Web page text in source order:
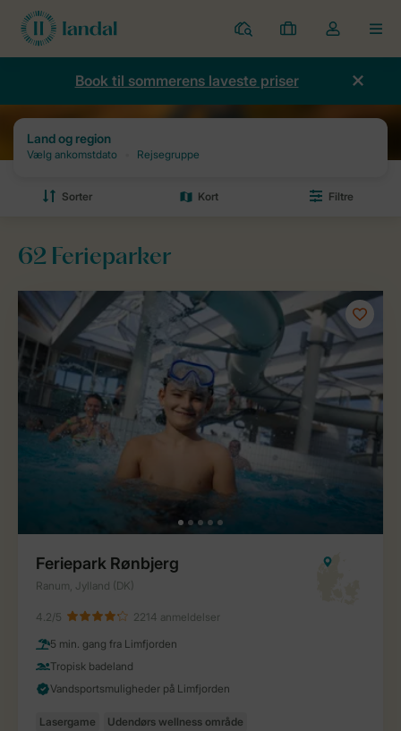
Parker
Mine
bookinger
Toggle
the
dropdown
Book til sommerens laveste priser